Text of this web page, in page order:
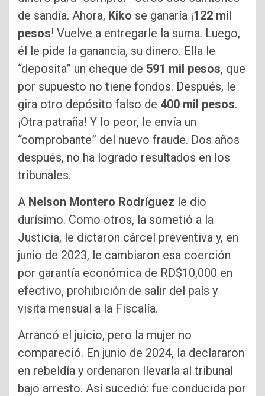
de sandía. Ahora, Kiko se ganaría ¡122 mil
pesos! Vuelve a entregarle la suma. Luego,
él le pide la ganancia, su dinero. Ella le
“deposita” un cheque de 591 mil pesos, que
por supuesto no tiene fondos. Después, le
gira otro depósito falso de 400 mil pesos.
¡Otra patraña! Y lo peor, le envía un
“comprobante” del nuevo fraude. Dos años
después, no ha logrado resultados en los
tribunales.
A Nelson Montero Rodríguez le dio
durísimo. Como otros, la sometió a la
Justicia, le dictaron cárcel preventiva y, en
junio de 2023, le cambiaron esa coerción
por garantía económica de RD$10,000 en
efectivo, prohibición de salir del país y
visita mensual a la Fiscalía.
Arrancó el juicio, pero la mujer no
compareció. En junio de 2024, la declararon
en rebeldía y ordenaron llevarla al tribunal
bajo arresto. Así sucedió: fue conducida por